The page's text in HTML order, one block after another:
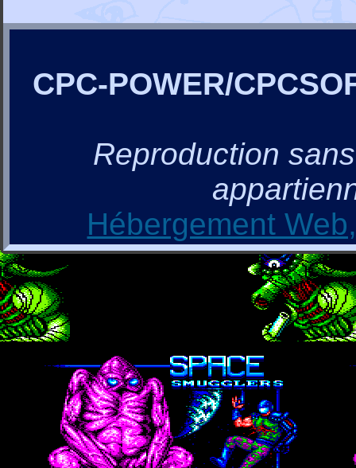
CPC-POWER/
Reproduction
Hébergement